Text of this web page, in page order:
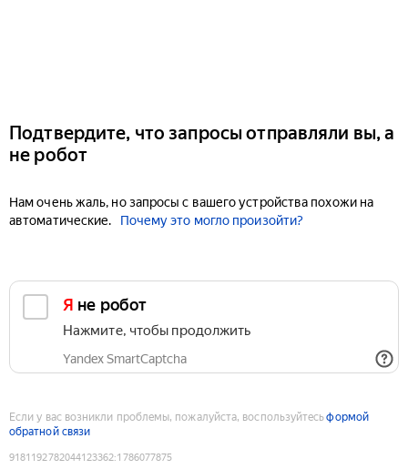
Подтвердите, что запросы отправляли вы, а
не робот
Нам очень жаль, но запросы с вашего устройства похожи на
автоматические.
Почему это могло произойти?
Я не робот
Нажмите, чтобы продолжить
Yandex SmartCaptcha
Если у вас возникли проблемы, пожалуйста, воспользуйтесьформой
обратной связи
9181192782044123362:1786077875